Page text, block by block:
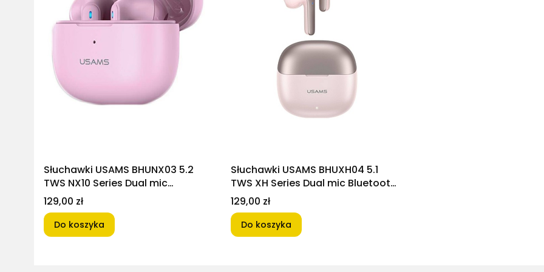
Słuchawki USAMS BHUNX03 5.2
TWS NX10 Series Dual mic
Bluetooth Różowe
Cena
129,00 zł
Do koszyka
Słuchawki USAMS BHUXH04 5.1
TWS XH Series Dual mic Bluetooth
Róż pudrowy/Różowe złoto
Cena
129,00 zł
Do koszyka